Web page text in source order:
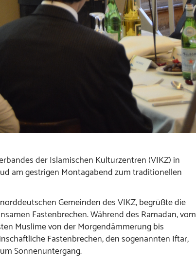
der Islamischen Kulturzentren (VIKZ) in
am gestrigen Montagabend zum traditionellen
Gemeinden des VIKZ, begrüßte die
Fastenbrechen. Während des Ramadan, vom
Muslime von der Morgendämmerung bis
Fastenbrechen, den sogenannten Iftar,
Sonnenuntergang.